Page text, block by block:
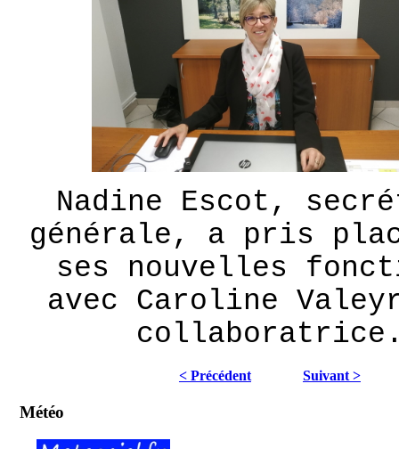
Nadine Escot,
générale, a pris
ses nouvelles
avec Caroline
< Précédent Suivant >
Météo